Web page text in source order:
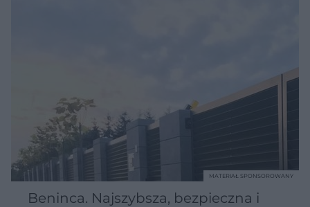
Beninca. Najszybsza, bezpieczna i
MATERIAŁ SPONSOROWANY